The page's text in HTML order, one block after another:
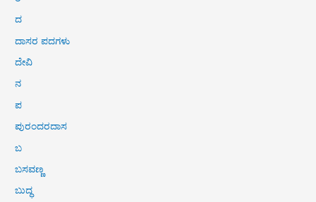
ದ
ದಾಸರ ಪದಗಳು
ದೇವಿ
ನ
ಪ
ಪುರಂದರದಾಸ
ಬ
ಬಸವಣ್ಣ
ಬುದ್ಧ